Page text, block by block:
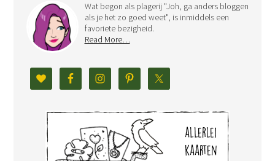
Wat begon als plagerij "Joh, ga anders bloggen
als je het zo goed weet", is inmiddels een
favoriete bezigheid.
Read More…